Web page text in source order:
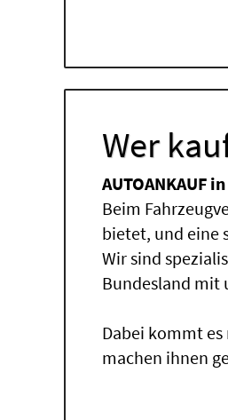
Wer
AUTOANKAUF
Beim
bietet, und eine
Wir sind
Bundesland mit
Dabei kommt
machen ihnen